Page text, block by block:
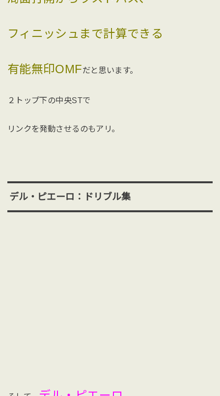
フィニッシュまで計算できる
有能無印OMFだと思います。
２トップ下の中央STで
リンクを発動させるのもアリ。
デル・ピエーロ：ドリブル集